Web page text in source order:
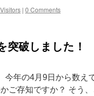
Visitors | 0 Comments
突破しました！
今年の4月9日から数え
ご存知ですか？ そう